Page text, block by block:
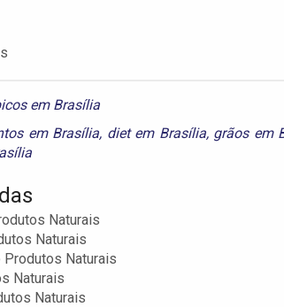
em Brasília
em Brasília, diet em Brasília, grãos em
Naturais
Naturais
Naturais
Naturais
Naturais